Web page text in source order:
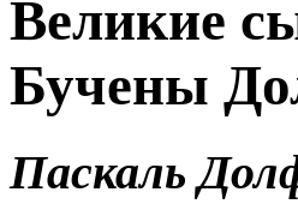
Великие
Бучены
Паскаль